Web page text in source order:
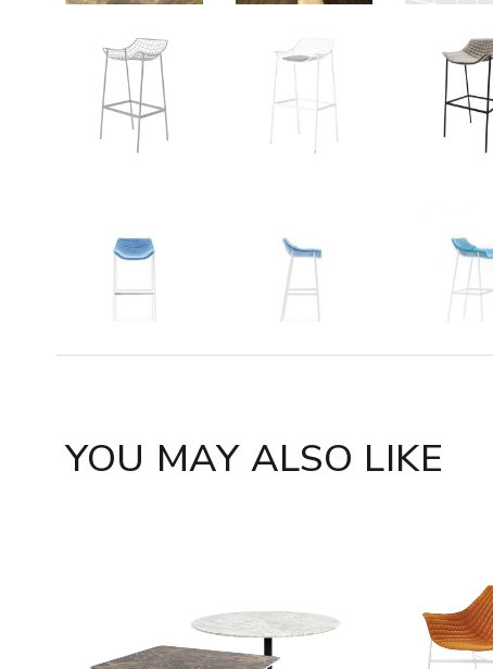
YOU MAY ALSO LIKE